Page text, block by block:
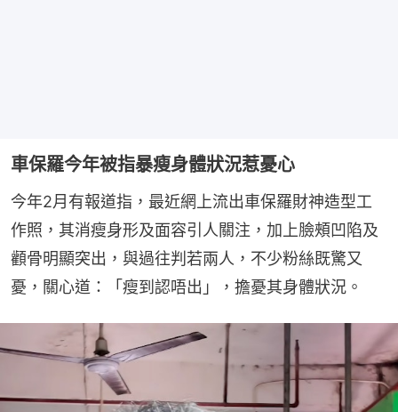
車保羅今年被指暴瘦身體狀況惹憂心
今年2月有報道指，最近網上流出車保羅財神造型工
作照，其消瘦身形及面容引人關注，加上臉頰凹陷及
顴骨明顯突出，與過往判若兩人，不少粉絲既驚又
憂，關心道：「瘦到認唔出」，擔憂其身體狀況。